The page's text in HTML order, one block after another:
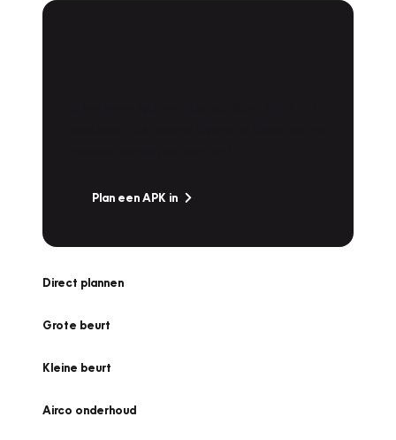
Plan een APK in
Direct plannen
Grote beurt
Kleine beurt
Airco onderhoud